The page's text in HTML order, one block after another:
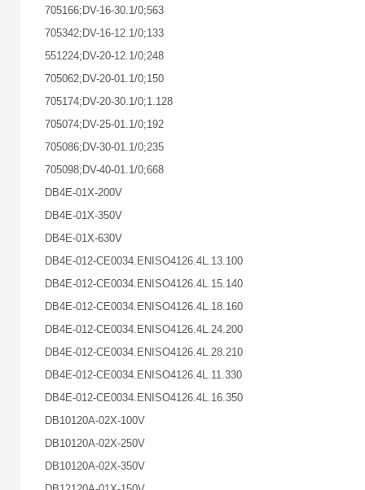
705166;DV-16-30.1/0;563
705342;DV-16-12.1/0;133
551224;DV-20-12.1/0;248
705062;DV-20-01.1/0;150
705174;DV-20-30.1/0;1.128
705074;DV-25-01.1/0;192
705086;DV-30-01.1/0;235
705098;DV-40-01.1/0;668
DB4E-01X-200V
DB4E-01X-350V
DB4E-01X-630V
DB4E-012-CE0034.ENISO4126.4L.13.100
DB4E-012-CE0034.ENISO4126.4L.15.140
DB4E-012-CE0034.ENISO4126.4L.18.160
DB4E-012-CE0034.ENISO4126.4L.24.200
DB4E-012-CE0034.ENISO4126.4L.28.210
DB4E-012-CE0034.ENISO4126.4L.11.330
DB4E-012-CE0034.ENISO4126.4L.16.350
DB10120A-02X-100V
DB10120A-02X-250V
DB10120A-02X-350V